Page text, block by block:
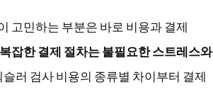
고민하는 부분은 바로 비용과 결제
잡한 결제 절차는 불필요한 스트레스와
러 검사 비용의 종류별 차이부터 결제